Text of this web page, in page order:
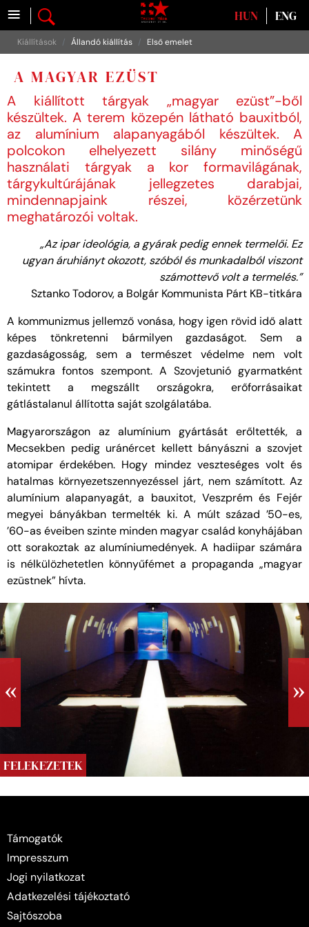
≡ Válasszon nyelvet
HUN ENG
Kiállítások Állandó kiállítás Első emelet
A MAGYAR EZÜST
A kiállított tárgyak „magyar ezüst”-ből
készültek. A terem közepén látható bauxitból,
az alumínium alapanyagából készültek. A
polcokon elhelyezett silány minőségű
használati tárgyak a kor formavilágának,
tárgykultúrájának jellegzetes darabjai,
mindennapjaink részei, közérzetünk
meghatározói voltak.
„Az ipar ideológia, a gyárak pedig ennek termelői. Ez
ugyan áruhiányt okozott, szóból és munkadalból viszont
számottevő volt a termelés.”
Sztanko Todorov, a Bolgár Kommunista Párt KB-titkára
A kommunizmus jellemző vonása, hogy igen rövid idő alatt
képes tönkretenni bármilyen gazdaságot. Sem a
gazdaságosság, sem a természet védelme nem volt
számukra fontos szempont. A Szovjetunió gyarmatként
tekintett a megszállt országokra, erőforrásaikat
gátlástalanul állította saját szolgálatába.
Magyarországon az alumínium gyártását erőltették, a
Mecsekben pedig uránércet kellett bányászni a szovjet
atomipar érdekében. Hogy mindez veszteséges volt és
hatalmas környezetszennyezéssel járt, nem számított. Az
alumínium alapanyagát, a bauxitot, Veszprém és Fejér
megyei bányákban termelték ki. A múlt század ’50-es,
’60-as éveiben szinte minden magyar család konyhájában
ott sorakoztak az alumíniumedények. A hadiipar számára
is nélkülözhetetlen könnyűfémet a propaganda „magyar
ezüstnek” hívta.
FELEKEZETEK
Támogatók
Impresszum
Jogi nyilatkozat
Adatkezelési tájékoztató
Sajtószoba